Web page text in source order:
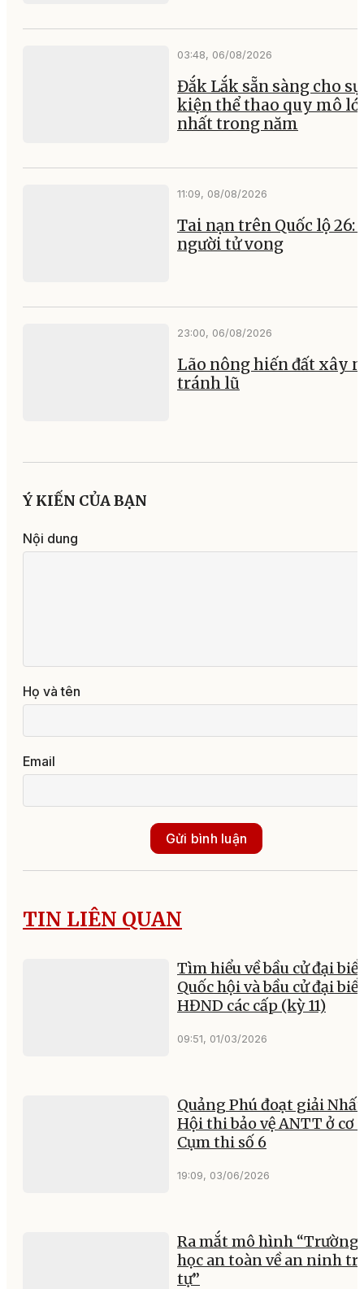
03:48, 06/08/2026
Đắk Lắk sẵn sàng cho sự
kiện thể thao quy mô
nhất trong năm
11:09, 08/08/2026
Tai nạn trên Quốc lộ 26:
người tử vong
23:00, 06/08/2026
Lão nông hiến đất xây
tránh lũ
Ý KIẾN CỦA BẠN
Nội dung
Họ và tên
Email
Gửi bình luận
TIN LIÊN QUAN
Tìm hiểu về bầu cử đại
Quốc hội và bầu cử đại
HĐND các cấp (kỳ 11)
09:51, 01/03/2026
Quảng Phú đoạt giải Nhất
Hội thi bảo vệ ANTT ở cơ
Cụm thi số 6
19:09, 03/06/2026
Ra mắt mô hình “Trường
học an toàn về an ninh
tự”